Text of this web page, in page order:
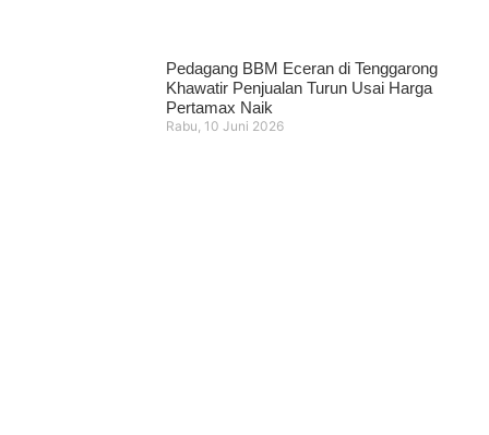
Pedagang BBM Eceran di Tenggarong
Khawatir Penjualan Turun Usai Harga
Pertamax Naik
Rabu, 10 Juni 2026